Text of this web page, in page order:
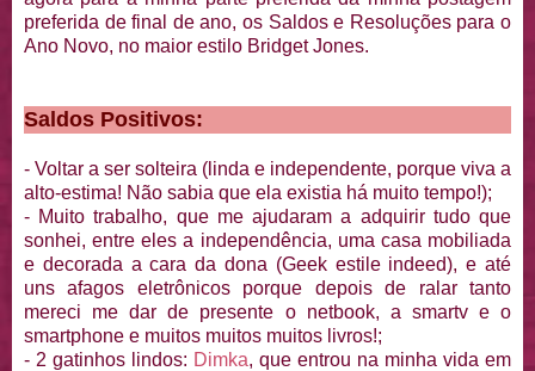
preferida de final de ano, os Saldos e Resoluções para o
Ano Novo, no maior estilo Bridget Jones.
Saldos Positivos:
- Voltar a ser solteira (linda e independente, porque viva a
alto-estima! Não sabia que ela existia há muito tempo!);
- Muito trabalho, que me ajudaram a adquirir tudo que
sonhei, entre eles a independência, uma casa mobiliada
e decorada a cara da dona (Geek estile indeed), e até
uns afagos eletrônicos porque depois de ralar tanto
mereci me dar de presente o netbook, a smartv e o
smartphone e muitos muitos muitos livros!;
- 2 gatinhos lindos: Dimka, que entrou na minha vida em